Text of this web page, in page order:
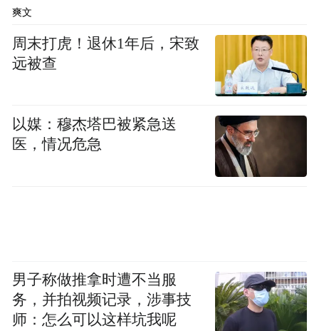
爽文
周末打虎！退休1年后，宋致
远被查
以媒：穆杰塔巴被紧急送
医，情况危急
男子称做推拿时遭不当服
务，并拍视频记录，涉事技
师：怎么可以这样坑我呢